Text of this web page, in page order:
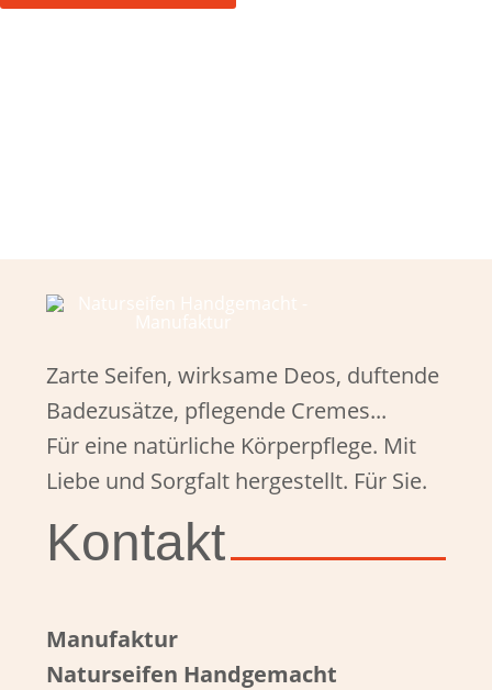
Zarte Seifen, wirksame Deos, duftende
Badezusätze, pflegende Cremes...
Für eine natürliche Körperpflege. Mit
Liebe und Sorgfalt hergestellt. Für Sie.
Kontakt
Manufaktur
Naturseifen Handgemacht